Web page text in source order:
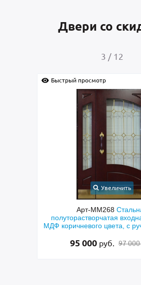
Двери со
4 / 12
Быстрый просмотр
Увеличить
Арт-ММ237Входная дверь с
окрашиванием коричневого
с овальным
27 500 руб. 28 500